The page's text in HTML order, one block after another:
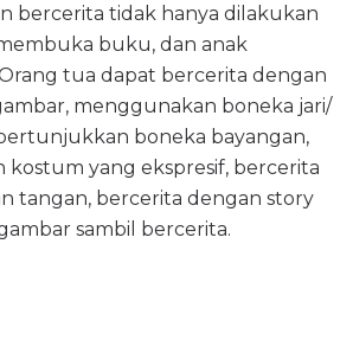
bercerita tidak hanya dilakukan
buku, dan anak
tua dapat bercerita dengan
menggunakan boneka jari/
boneka bayangan,
kostum yang ekspresif, bercerita
tangan, bercerita dengan story
sambil bercerita.